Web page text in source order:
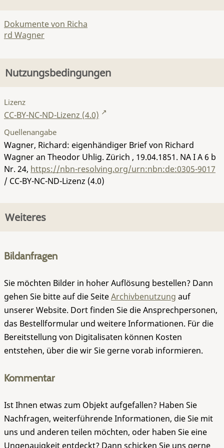
Dokumente von Richa
rd Wagner
Nutzungsbedingungen
Lizenz
CC-BY-NC-ND-Lizenz (4.0)
Quellenangabe
Wagner, Richard: eigenhändiger Brief von Richard
Wagner an Theodor Uhlig. Zürich , 19.04.1851. NA I A 6 b
Nr. 24, https://nbn-resolving.org/urn:nbn:de:0305-9017
/ CC-BY-NC-ND-Lizenz (4.0)
Weiteres
Bildanfragen
Sie möchten Bilder in hoher Auflösung bestellen? Dann
gehen Sie bitte auf die SeiteArchivbenutzung auf
unserer Website. Dort finden Sie die Ansprechpersonen,
das Bestellformular und weitere Informationen. Für die
Bereitstellung von Digitalisaten können Kosten
entstehen, über die wir Sie gerne vorab informieren.
Kommentar
Ist Ihnen etwas zum Objekt aufgefallen? Haben Sie
Nachfragen, weiterführende Informationen, die Sie mit
uns und anderen teilen möchten, oder haben Sie eine
Ungenauigkeit entdeckt? Dann schicken Sie uns gerne